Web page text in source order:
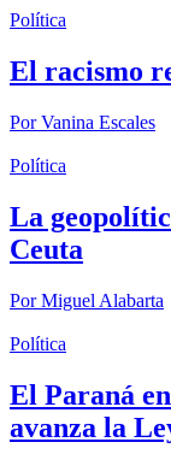
Política
El racismo
PorVanina Escales
Política
La
Ceuta
PorMiguel Alabarta
Política
El Paraná
avanza la